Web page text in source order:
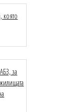
която
за